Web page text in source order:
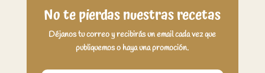
No te pierdas nuestras recetas
Déjanos tu correo y recibirás un email cada vez que
publiquemos o haya una promoción.